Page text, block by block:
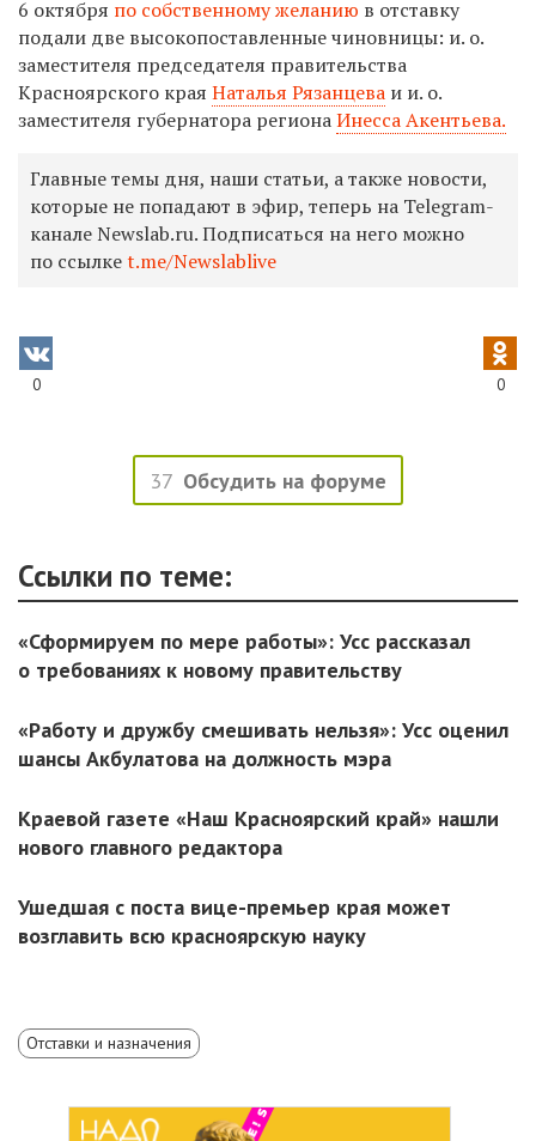
6 октября по собственному желанию в отставку
подали две высокопоставленные чиновницы: и. о.
заместителя председателя правительства
Красноярского края Наталья Рязанцева и и. о.
заместителя губернатора регионаИнесса Акентьева.
Главные темы дня, наши статьи, а также новости,
которые не попадают в эфир, теперь на Telegram-
канале Newslab.ru. Подписаться на него можно
по ссылкеt.me/Newslablive
0 0
37 Обсудить на форуме
Ссылки по теме:
«Сформируем по мере работы»: Усс рассказал
о требованиях к новому правительству
«Работу и дружбу смешивать нельзя»: Усс оценил
шансы Акбулатова на должность мэра
Краевой газете «Наш Красноярский край» нашли
нового главного редактора
Ушедшая с поста вице-премьер края может
возглавить всю красноярскую науку
Отставки и назначения